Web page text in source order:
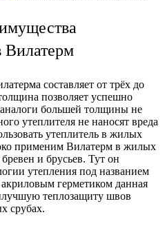
Вилатерм
составляет от трёх до
позволяет успешно
большей толщины не
утеплителя не наносят вреда
утеплитель в жилых
применим Вилатерм в жилых
и брусьев. Тут он
утепления под названием
герметиком данная
теплозащиту швов
срубах.